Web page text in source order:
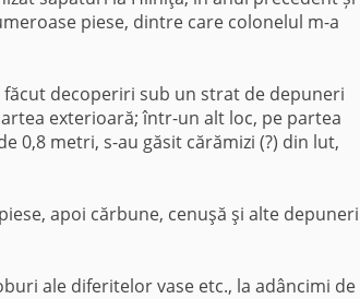
piese, dintre care colonelul m-a
făcut decoperiri sub un strat de depuneri
exterioară; într-un alt loc, pe partea
0,8 metri, s-au găsit cărămizi (?) din lut,
apoi cărbune, cenuşă şi alte depuneri
ale diferitelor vase etc., la adâncimi de